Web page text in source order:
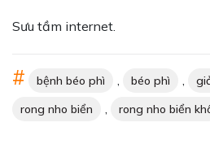
Sưu tầm internet.
bệnh béo phì béo phì
rong nho biển rong nho biển